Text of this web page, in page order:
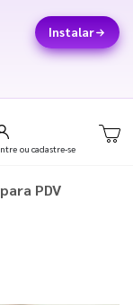
Instalar
ou cadastre-se
PDV